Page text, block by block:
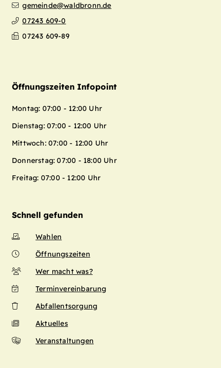
gemeinde@waldbronn.de
07243 609-0
07243 609-89
Öffnungszeiten Infopoint
Montag: 07:00 - 12:00 Uhr
Dienstag: 07:00 - 12:00 Uhr
Mittwoch: 07:00 - 12:00 Uhr
Donnerstag: 07:00 - 18:00 Uhr
Freitag: 07:00 - 12:00 Uhr
Schnell gefunden
Wahlen
Öffnungszeiten
Wer macht was?
Terminvereinbarung
Abfallentsorgung
Aktuelles
Veranstaltungen